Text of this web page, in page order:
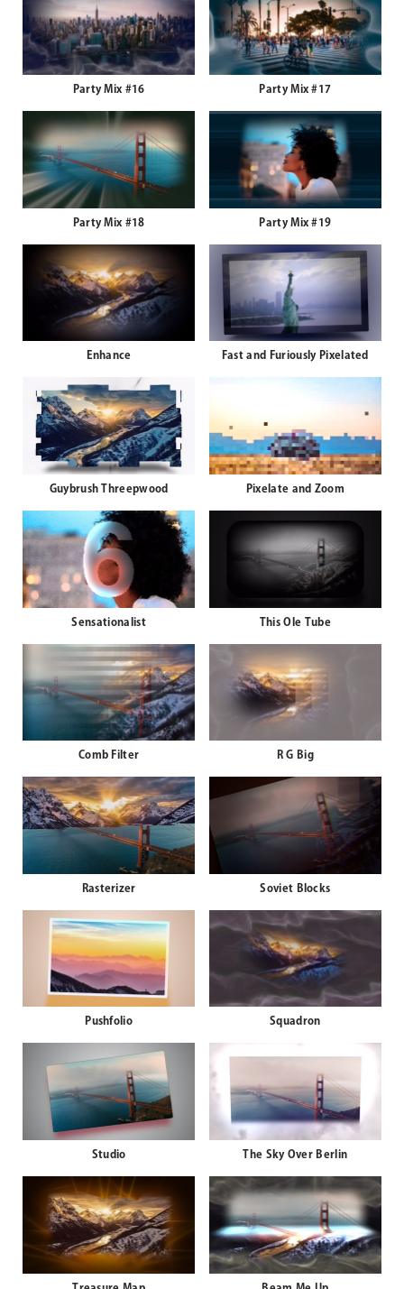
Party Mix #16 Party Mix #17
Party Mix #18 Party Mix #19
Enhance Fast and Furiously Pixelated
Guybrush Threepwood Pixelate and Zoom
Sensationalist This Ole Tube
Comb Filter R G Big
Rasterizer Soviet Blocks
Pushfolio Squadron
Studio The Sky Over Berlin